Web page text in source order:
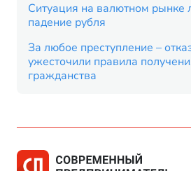
Ситуация на валютном рынке
падение рубля
За любое преступление –
ужесточили правила
гражданства